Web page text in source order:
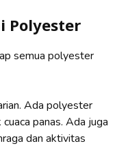
Polyester
semua polyester
Ada polyester
panas. Ada juga
dan aktivitas